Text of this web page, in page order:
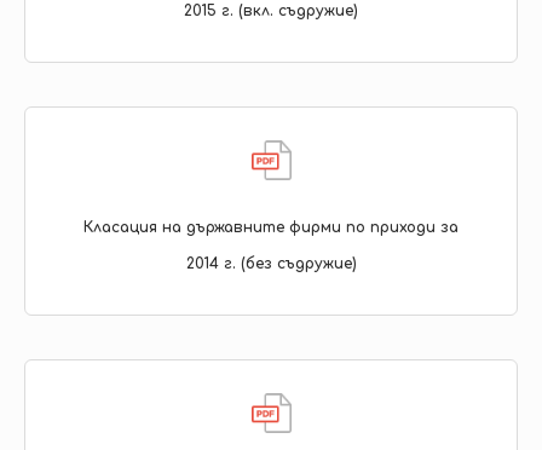
2015 г. (вкл. съдружие)
Класация на държавните фирми по приходи за
2014 г. (без съдружие)